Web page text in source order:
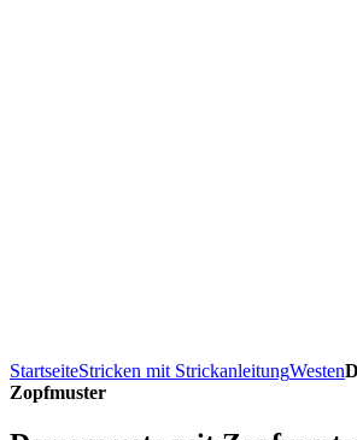
StartseiteStricken mit StrickanleitungWesten
Zopfmuster